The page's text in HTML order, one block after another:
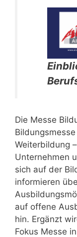
Die Messe
Weiterbildung
Unternehmen
sich auf der
informieren
auf offene
hin. Ergänzt
Fokus Messe